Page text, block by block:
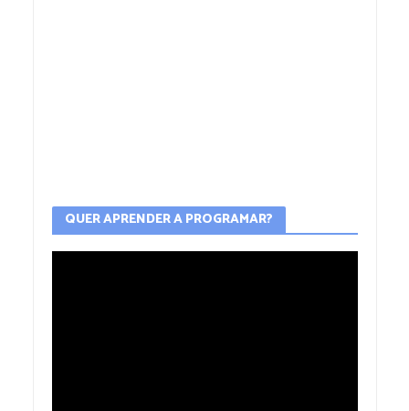
QUER APRENDER A PROGRAMAR?